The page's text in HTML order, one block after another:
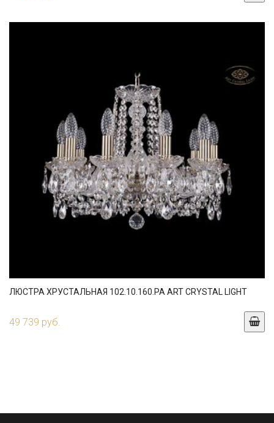
ЛЮСТРА ХРУСТАЛЬНАЯ 102.10.160.PA ART CRYSTAL LIGHT
49 739 руб.